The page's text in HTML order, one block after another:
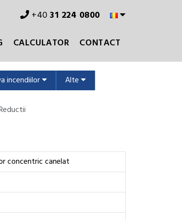
+4031 224 0800
CALCULATOR CONTACT
incendiilor Alte
concentric canelat